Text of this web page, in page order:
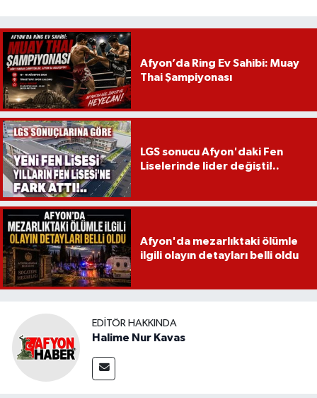
Afyon’da Ring Ev Sahibi: Muay
Thai Şampiyonası
LGS sonucu Afyon'daki Fen
Liselerinde lider değişti!..
Afyon'da mezarlıktaki ölümle
ilgili olayın detayları belli oldu
EDITÖR HAKKINDA
Halime Nur Kavas